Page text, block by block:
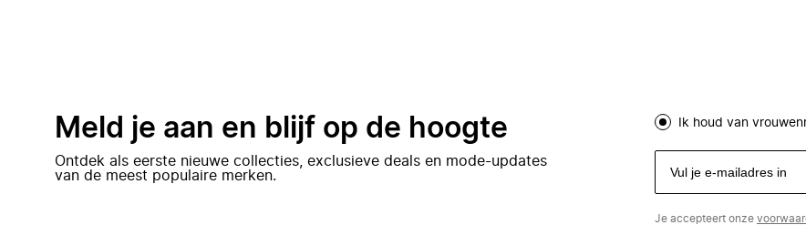
Meld je aan en blijf op de hoogte
Ontdek als eerste nieuwe collecties, exclusieve deals en mode-updates
van de meest populaire merken.
Ik houd van
Je accepteert onze